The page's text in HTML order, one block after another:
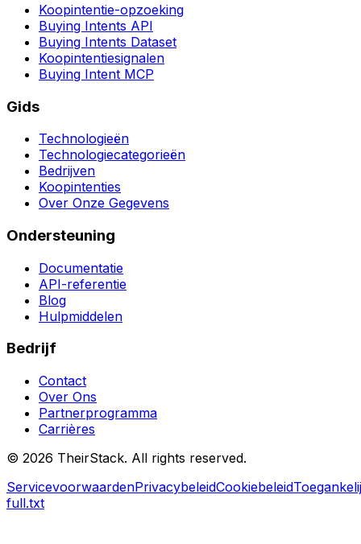
Koopintentie-opzoeking
Buying Intents API
Buying Intents Dataset
Koopintentiesignalen
Buying Intent MCP
Gids
Technologieën
Technologiecategorieën
Bedrijven
Koopintenties
Over Onze Gegevens
Ondersteuning
Documentatie
API-referentie
Blog
Hulpmiddelen
Bedrijf
Contact
Over Ons
Partnerprogramma
Carrières
© 2026 TheirStack. All rights reserved.
ServicevoorwaardenPrivacybeleidCookiebeleid
full.txt